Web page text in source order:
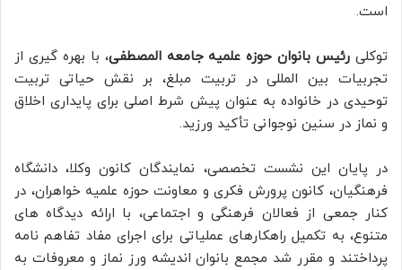
است.
توکلی رئیس بانوان حوزه علمیه جامعه المصطفی، با بهره گیری از
تجربیات بین المللی در تربیت مبلغ، بر نقش حیاتی تربیت
توحیدی در خانواده به عنوان پیش شرط اصلی برای پایداری اخلاق
و نماز در سنین نوجوانی تأکید ورزید.
در پایان این نشست تخصصی، نمایندگان کانون وکلا، دانشگاه
فرهنگیان، کانون پرورش فکری و معاونت حوزه علمیه خواهران، در
کنار جمعی از فعالان فرهنگی و اجتماعی، با ارائه دیدگاه های
متنوع، به تکمیل راهکارهای عملیاتی برای اجرای مفاد تفاهم نامه
پرداختند و مقرر شد مجمع بانوان اندیشه ورز نماز و معروفات به